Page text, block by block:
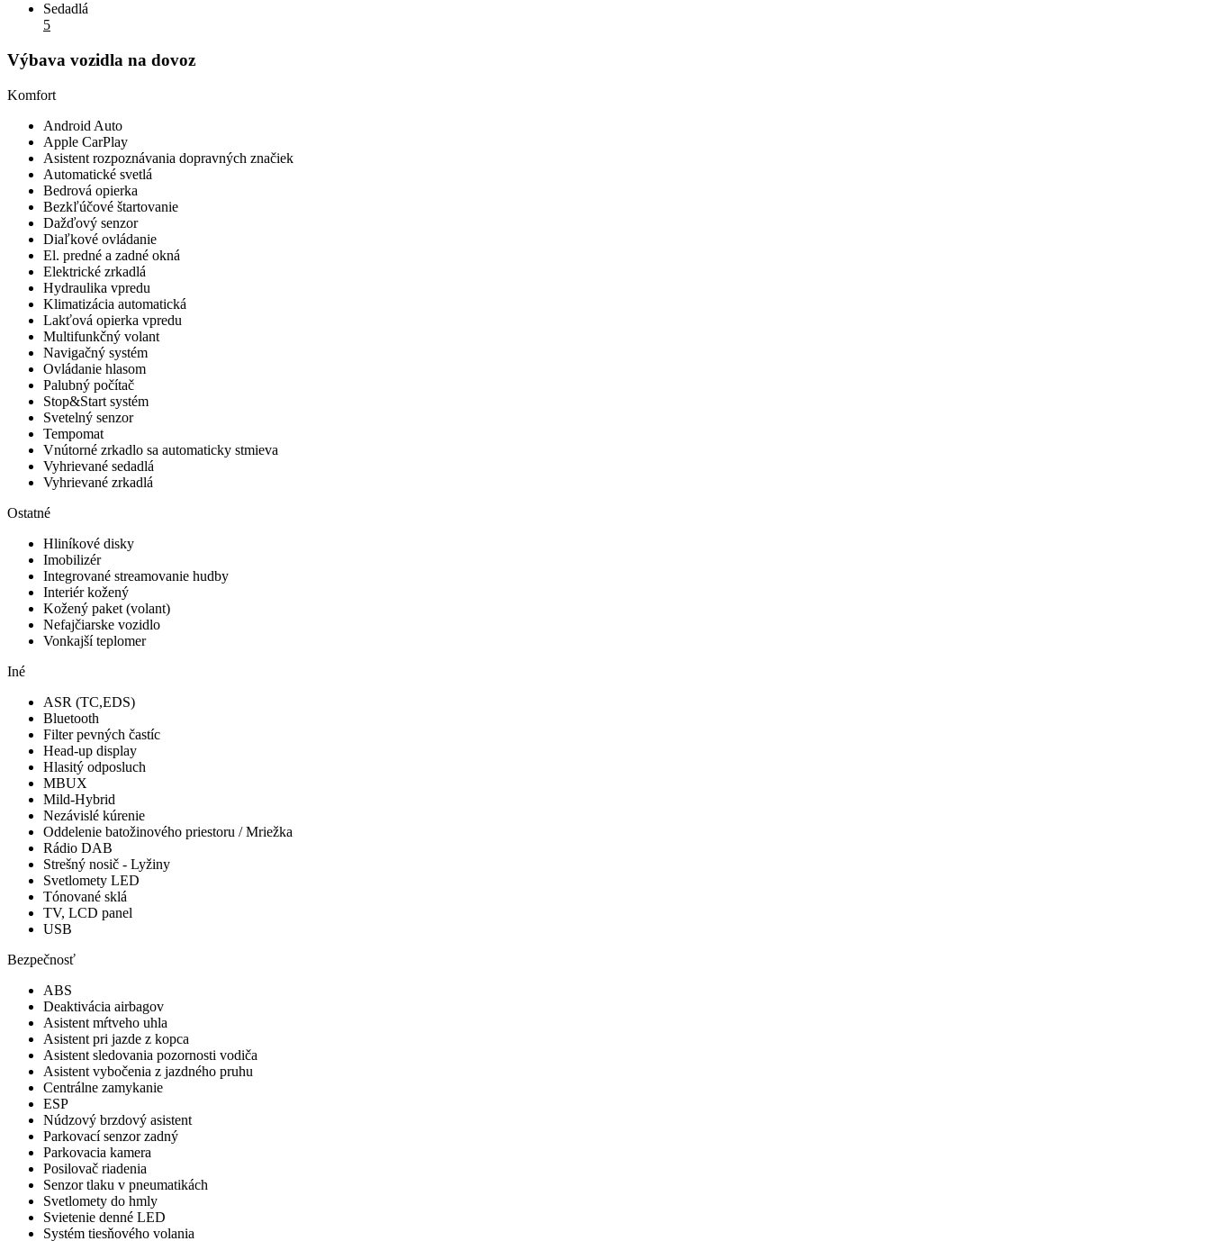
Sedadlá
5
Výbava vozidla na dovoz
Komfort
Android Auto
Apple CarPlay
Asistent rozpoznávania dopravných značiek
Automatické svetlá
Bedrová opierka
Bezkľúčové štartovanie
Dažďový senzor
Diaľkové ovládanie
El. predné a zadné okná
Elektrické zrkadlá
Hydraulika vpredu
Klimatizácia automatická
Lakťová opierka vpredu
Multifunkčný volant
Navigačný systém
Ovládanie hlasom
Palubný počítač
Stop&Start systém
Svetelný senzor
Tempomat
Vnútorné zrkadlo sa automaticky stmieva
Vyhrievané sedadlá
Vyhrievané zrkadlá
Ostatné
Hliníkové disky
Imobilizér
Integrované streamovanie hudby
Interiér kožený
Kožený paket (volant)
Nefajčiarske vozidlo
Vonkajší teplomer
Iné
ASR (TC,EDS)
Bluetooth
Filter pevných častíc
Head-up display
Hlasitý odposluch
MBUX
Mild-Hybrid
Nezávislé kúrenie
Oddelenie batožinového priestoru / Mriežka
Rádio DAB
Strešný nosič - Lyžiny
Svetlomety LED
Tónované sklá
TV, LCD panel
USB
Bezpečnosť
ABS
Deaktivácia airbagov
Asistent mŕtveho uhla
Asistent pri jazde z kopca
Asistent sledovania pozornosti vodiča
Asistent vybočenia z jazdného pruhu
Centrálne zamykanie
ESP
Núdzový brzdový asistent
Parkovací senzor zadný
Parkovacia kamera
Posilovač riadenia
Senzor tlaku v pneumatikách
Svetlomety do hmly
Svietenie denné LED
Systém tiesňového volania